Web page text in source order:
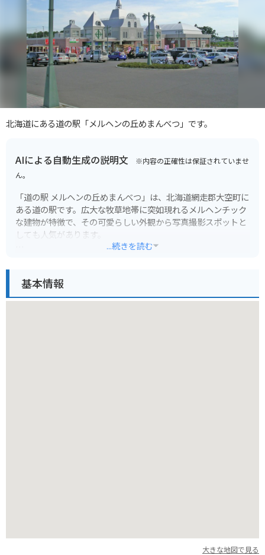
北海道にある道の駅「メルヘンの丘めまんべつ」です。
AIによる自動生成の説明文 ※内容の正確性は保証されていませ
ん。
「道の駅 メルヘンの丘めまんべつ」は、北海道網走郡大空町に
ある道の駅です。広大な牧草地帯に突如現れるメルヘンチック
な建物が特徴で、その可愛らしい外観から写真撮影スポットと
しても人気があります。
走管内産の小麦を使ったパンや、地元産の牛乳を使ったソフト
クリームなどが人気です。売店では、大空町の特産品であるハ
...続きを読む
基本情報
大きな地図で見る